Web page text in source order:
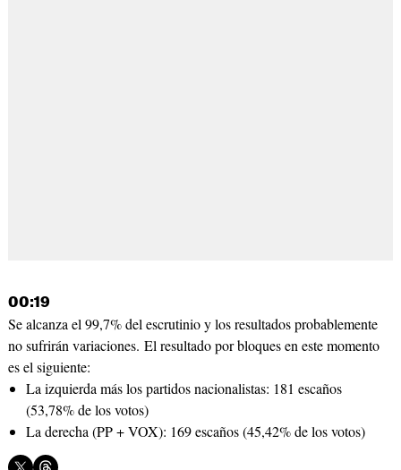
00:19
Se alcanza el 99,7% del escrutinio y los resultados probablemente
no sufrirán variaciones. El resultado por bloques en este momento
es el siguiente:
La izquierda más los partidos nacionalistas: 181 escaños
(53,78% de los votos)
La derecha (PP + VOX): 169 escaños (45,42% de los votos)